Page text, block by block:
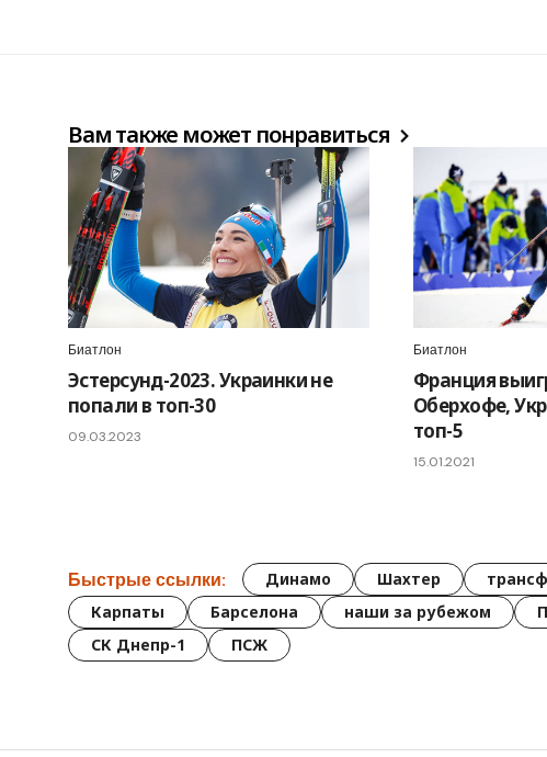
Вам также может понравиться
Биатлон
Эстерсунд-2023. Украинки не
попали в топ-30
09.03.2023
Биатлон
Франция
Оберхофе,
топ-5
15.01.2021
Быстрые ссылки: Динамо Шахтер
Карпаты
Барселона наши за рубежом
СК Днепр-1
ПСЖ